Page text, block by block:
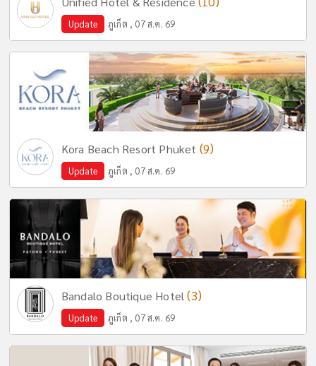
Update ภูเก็ต , 07 ส.ค. 69
Kora Beach Resort Phuket (9)
Update ภูเก็ต , 07 ส.ค. 69
Bandalo Boutique Hotel(3)
Update ภูเก็ต , 07 ส.ค. 69